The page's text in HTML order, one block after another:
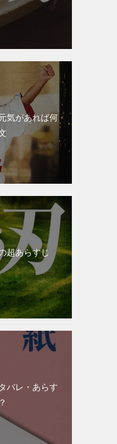
気があれば何
超あらすじ
バレ・あらす